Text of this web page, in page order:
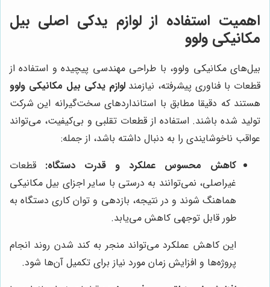
اهمیت استفاده از لوازم یدکی اصلی بیل
مکانیکی ولوو
بیل‌های مکانیکی ولوو، با طراحی مهندسی پیچیده و استفاده از
قطعات با فناوری پیشرفته، نیازمندلوازم یدکی بیل مکانیکی ولوو
هستند که دقیقا مطابق با استانداردهای سخت‌گیرانه این شرکت
تولید شده باشند. استفاده از قطعات تقلبی و بی‌کیفیت، می‌تواند
عواقب ناخوشایندی را به دنبال داشته باشد، از جمله:
کاهش محسوس عملکرد و قدرت دستگاه: قطعات
غیراصلی، نمی‌توانند به درستی با سایر اجزای بیل مکانیکی
هماهنگ شوند و در نتیجه، بازدهی و توان کاری دستگاه به
طور قابل توجهی کاهش می‌یابد.
این کاهش عملکرد می‌تواند منجر به کند شدن روند انجام
پروژه‌ها و افزایش زمان مورد نیاز برای تکمیل آن‌ها شود.